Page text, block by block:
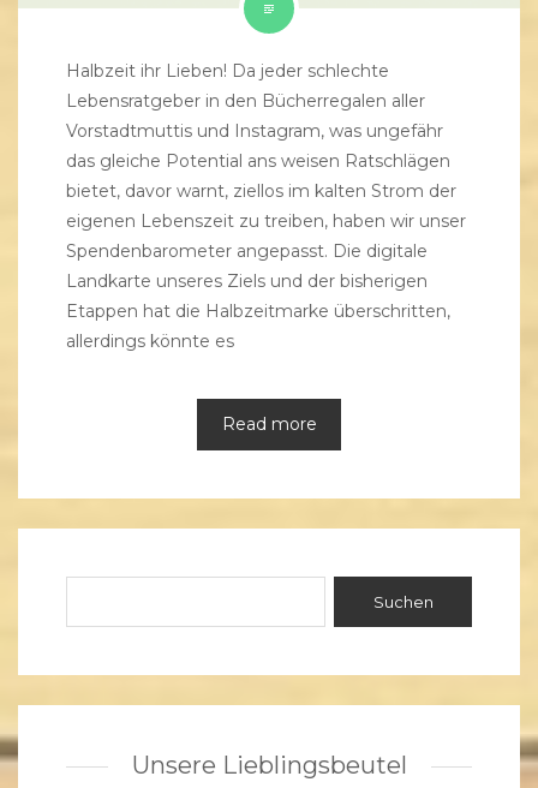
Halbzeit ihr Lieben! Da jeder schlechte
Lebensratgeber in den Bücherregalen aller
Vorstadtmuttis und Instagram, was ungefähr
das gleiche Potential ans weisen Ratschlägen
bietet, davor warnt, ziellos im kalten Strom der
eigenen Lebenszeit zu treiben, haben wir unser
Spendenbarometer angepasst. Die digitale
Landkarte unseres Ziels und der bisherigen
Etappen hat die Halbzeitmarke überschritten,
allerdings könnte es
Read more
Unsere Lieblingsbeutel